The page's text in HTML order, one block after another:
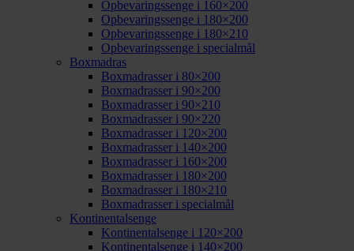
Opbevaringssenge i 160×200
Opbevaringssenge i 180×200
Opbevaringssenge i 180×210
Opbevaringssenge i specialmål
Boxmadras
Boxmadrasser i 80×200
Boxmadrasser i 90×200
Boxmadrasser i 90×210
Boxmadrasser i 90×220
Boxmadrasser i 120×200
Boxmadrasser i 140×200
Boxmadrasser i 160×200
Boxmadrasser i 180×200
Boxmadrasser i 180×210
Boxmadrasser i specialmål
Kontinentalsenge
Kontinentalsenge i 120×200
Kontinentalsenge i 140×200